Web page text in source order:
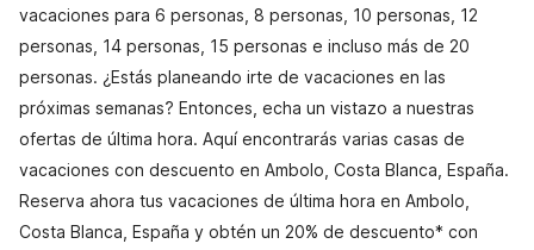
vacaciones para 6 personas, 8 personas, 10 personas, 12
personas, 14 personas, 15 personas e incluso más de 20
personas. ¿Estás planeando irte de vacaciones en las
próximas semanas? Entonces, echa un vistazo a nuestras
ofertas de última hora. Aquí encontrarás varias casas de
vacaciones con descuento en Ambolo, Costa Blanca, España.
Reserva ahora tus vacaciones de última hora en Ambolo,
Costa Blanca, España y obtén un 20% de descuento* con